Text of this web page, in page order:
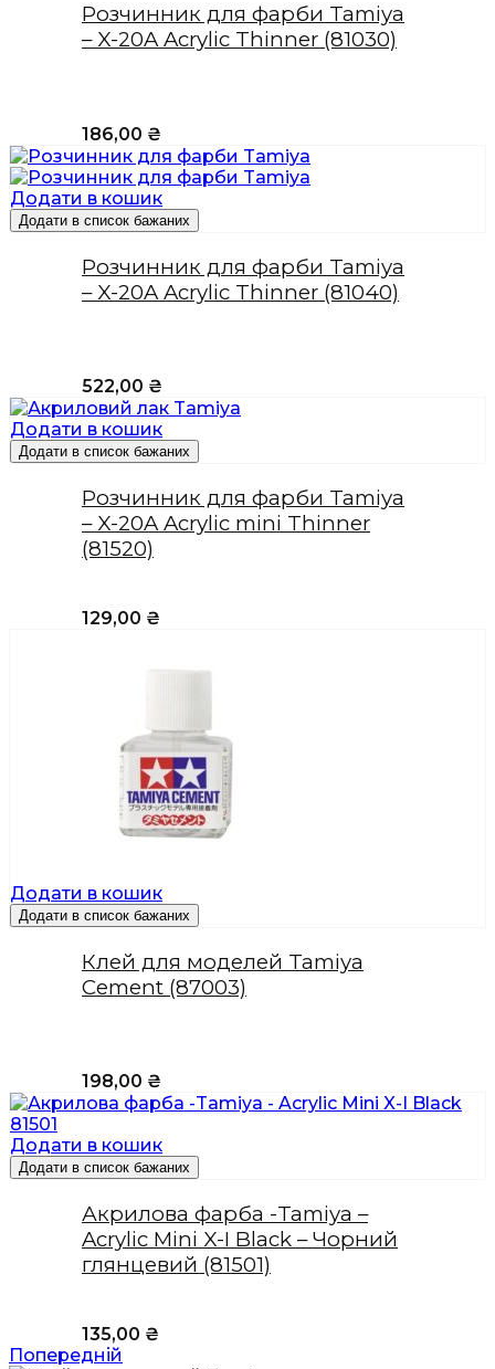
Розчинник для фарби Tamiya
– X-20A Acrylic Thinner (81030)
186,00 ₴
Додати в кошик
Додати в список бажаних
Розчинник для фарби Tamiya
– X-20A Acrylic Thinner (81040)
522,00 ₴
Додати в кошик
Додати в список бажаних
Розчинник для фарби Tamiya
– X-20A Acrylic mini Thinner
(81520)
129,00 ₴
Додати в кошик
Додати в список бажаних
Клей для моделей Tamiya
Cement (87003)
198,00 ₴
Додати в кошик
Додати в список бажаних
Акрилова фарба -Tamiya –
Acrylic Mini X-I Black – Чорний
глянцевий (81501)
135,00 ₴
Попередній